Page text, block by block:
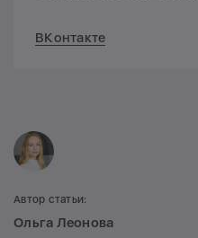
ВКонтакте
Автор статьи:
Ольга Леонова